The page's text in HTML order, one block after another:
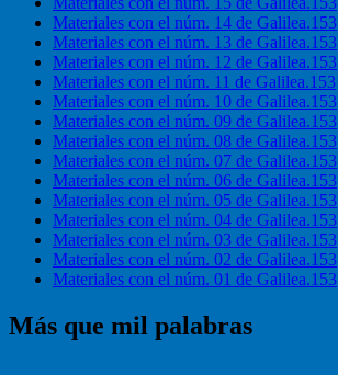
Materiales con el núm. 14 de Galilea.153
Materiales con el núm. 13 de Galilea.153
Materiales con el núm. 12 de Galilea.153
Materiales con el núm. 11 de Galilea.153
Materiales con el núm. 10 de Galilea.153
Materiales con el núm. 09 de Galilea.153
Materiales con el núm. 08 de Galilea.153
Materiales con el núm. 07 de Galilea.153
Materiales con el núm. 06 de Galilea.153
Materiales con el núm. 05 de Galilea.153
Materiales con el núm. 04 de Galilea.153
Materiales con el núm. 03 de Galilea.153
Materiales con el núm. 02 de Galilea.153
Materiales con el núm. 01 de Galilea.153
Más que mil palabras